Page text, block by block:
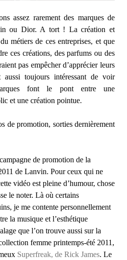
assez rarement des marques de
ou Dior. A tort ! La création et
métiers de ces entreprises, et que
ces créations, des parfums ou des
pas empêcher d’apprécier leurs
aussi toujours intéressant de voir
font le pont entre une
et une création pointue.
de promotion, sorties dernièrement
de promotion de la
de Lanvin. Pour ceux qui ne
vidéo est pleine d’humour, chose
le noter. Là où certains
je me contente personnellement
la musique et l’esthétique
que l’on trouve aussi sur la
femme printemps-été 2011,
Superfreak, de Rick James. Le